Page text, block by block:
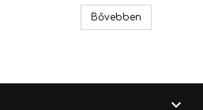
Zero GZCS 200BMW-SW 20cm BMW
Bővebben
